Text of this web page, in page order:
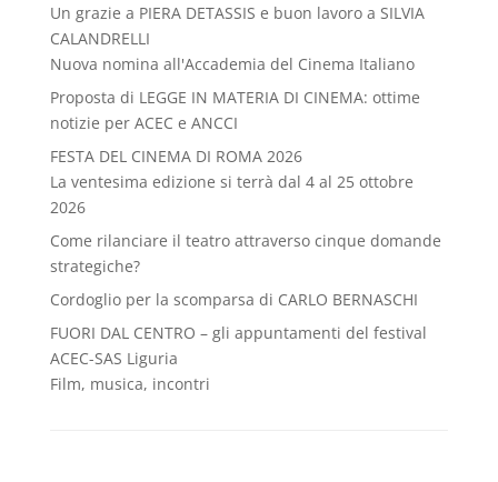
Un grazie a PIERA DETASSIS e buon lavoro a SILVIA
CALANDRELLI
Nuova nomina all'Accademia del Cinema Italiano
Proposta di LEGGE IN MATERIA DI CINEMA: ottime
notizie per ACEC e ANCCI
FESTA DEL CINEMA DI ROMA 2026
La ventesima edizione si terrà dal 4 al 25 ottobre
2026
Come rilanciare il teatro attraverso cinque domande
strategiche?
Cordoglio per la scomparsa di CARLO BERNASCHI
FUORI DAL CENTRO – gli appuntamenti del festival
ACEC-SAS Liguria
Film, musica, incontri